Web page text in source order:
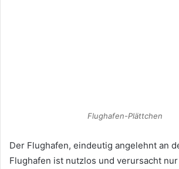
Flughafen-Plättchen
Der Flughafen, eindeutig angelehnt an
Flughafen ist nutzlos und verursacht nur